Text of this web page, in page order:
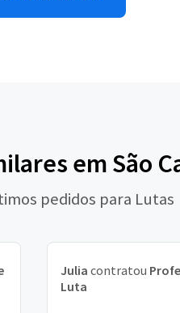
em São
pedidos para Lutas
Julia contratou
Luta